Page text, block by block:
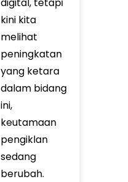
digital, tetapi
kini kita
melihat
peningkatan
yang ketara
dalam bidang
ini,
keutamaan
pengiklan
sedang
berubah.